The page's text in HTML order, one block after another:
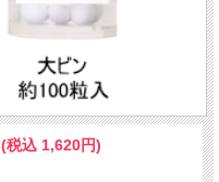
(税込 1,620円)